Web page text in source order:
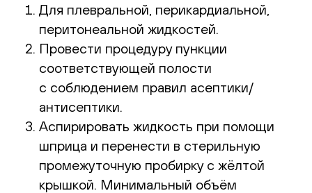
Для плевральной, перикардиальной,
перитонеальной жидкостей.
Провести процедуру пункции
соответствующей полости
с соблюдением правил асептики/
антисептики.
Аспирировать жидкость при помощи
шприца и перенести в стерильную
промежуточную пробирку с жёлтой
крышкой. Минимальный объём